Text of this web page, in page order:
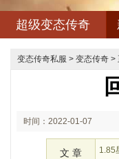
超级变态传奇
变态传奇私服 > 变态传奇 >
时间：2022-01-07
文 章
1.85